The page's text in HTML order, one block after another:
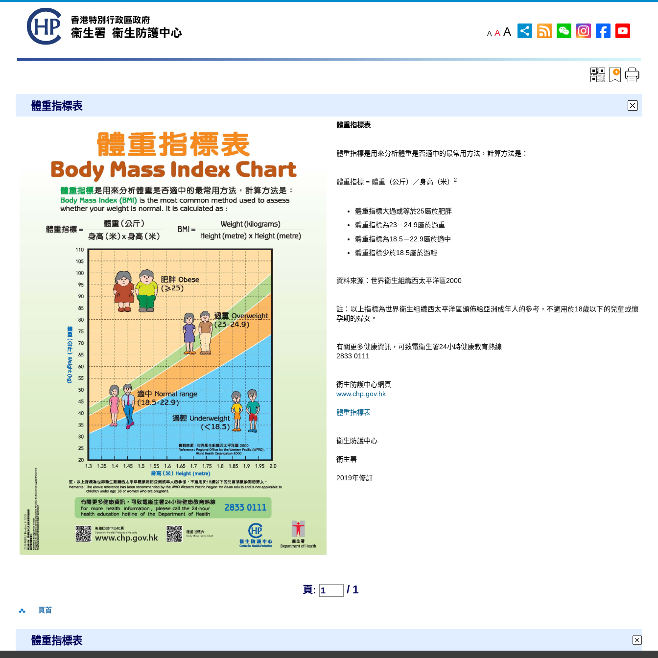
A A A
體重指標表
體重指標表
體重指標是用來分析體重是否適中的最常用方法，計算方法是：
體重指標 = 體重（公斤）／身高（米） 2
體重指標大過或等於25屬於肥胖
體重指標為23－24.9屬於過重
體重指標為18.5－22.9屬於適中
體重指標少於18.5屬於過輕
資料來源：世界衞生組織西太平洋區2000
註：以上指標為世界衞生組織西太平洋區頒佈給亞洲成年人的參考，不適用於18歲以下的兒童或懷
孕期的婦女。
有關更多健康資訊，可致電衞生署24小時健康教育熱線
2833 0111
衞生防護中心網頁
www.chp.gov.hk
體重指標表
衞生防護中心
衞生署
2019年修訂
頁: / 1
頁首
體重指標表